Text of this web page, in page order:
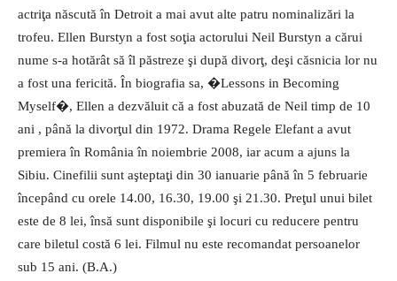
actriţa născută în Detroit a mai avut alte patru nominalizări la
trofeu. Ellen Burstyn a fost soţia actorului Neil Burstyn a cărui
nume s-a hotărât să îl păstreze şi după divorţ, deşi căsnicia lor nu
a fost una fericită. În biografia sa, �Lessons in Becoming
Myself�, Ellen a dezvăluit că a fost abuzată de Neil timp de 10
ani , până la divorţul din 1972. Drama Regele Elefant a avut
premiera în România în noiembrie 2008, iar acum a ajuns la
Sibiu. Cinefilii sunt aşteptaţi din 30 ianuarie până în 5 februarie
începând cu orele 14.00, 16.30, 19.00 şi 21.30. Preţul unui bilet
este de 8 lei, însă sunt disponibile şi locuri cu reducere pentru
care biletul costă 6 lei. Filmul nu este recomandat persoanelor
sub 15 ani. (B.A.)